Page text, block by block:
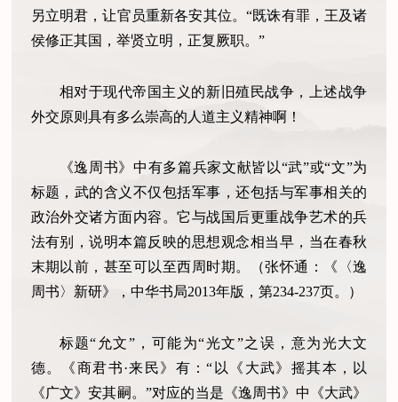
另立明君，让官员重新各安其位。“既诛有罪，王及诸
侯修正其国，举贤立明，正复厥职。”
相对于现代帝国主义的新旧殖民战争，上述战争
外交原则具有多么崇高的人道主义精神啊！
《逸周书》中有多篇兵家文献皆以“武”或“文”为
标题，武的含义不仅包括军事，还包括与军事相关的
政治外交诸方面内容。它与战国后更重战争艺术的兵
法有别，说明本篇反映的思想观念相当早，当在春秋
末期以前，甚至可以至西周时期。（张怀通：《〈逸
周书〉新研》，中华书局2013年版，第234-237页。）
标题“允文”，可能为“光文”之误，意为光大文
德。《商君书·来民》有：“以《大武》摇其本，以
《广文》安其嗣。”对应的当是《逸周书》中《大武》